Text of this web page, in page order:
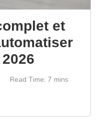
et
Read Time: 7 mins